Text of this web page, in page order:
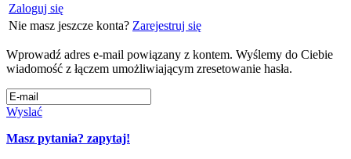
Zaloguj się
Nie masz jeszcze konta? Zarejestruj się
Wprowadź adres e-mail powiązany z kontem. Wyślemy do Ciebie
wiadomość z łączem umożliwiającym zresetowanie hasła.
Wyslać
Masz pytania? zapytaj!